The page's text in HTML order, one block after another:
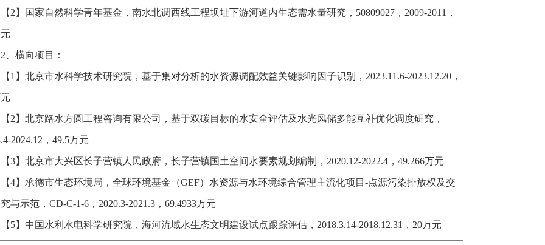
【2】国家自然科学青年基金，南水北调西线工程坝址下游河道内生态需水量研究，50809027，2009-2011，
2、横向项目：
【1】北京市水科学技术研究院， 基于集对分析的水资源调配效益关键影响因子识别 ，2023.11.6-2023.12.20，
【2】北京路水方圆工程咨询有限公司，基于双碳目标的水安全评估及水光风储多能互补优化调度研究，
2024.12，49.5万元
【3】北京市大兴区长子营镇人民政府，长子营镇国土空间水要素规划编制，2020.12-2022.4，49.266万元
【4】承德市生态环境局，全球环境基金（GEF）水资源与水环境综合管理主流化项目-点源污染排放权及交
与示范，CD-C-1-6，2020.3-2021.3，69.4933万元
【5】中国水利水电科学研究院，海河流域水生态文明建设试点跟踪评估，2018.3.14-2018.12.31，20万元